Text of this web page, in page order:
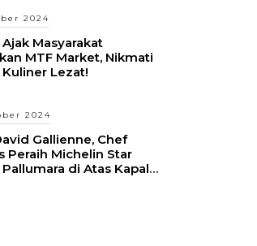
2024
Masyarakat
MTF Market, Nikmati
Lezat!
2024
Gallienne, Chef
Peraih Michelin Star
Pallumara di Atas Kapal